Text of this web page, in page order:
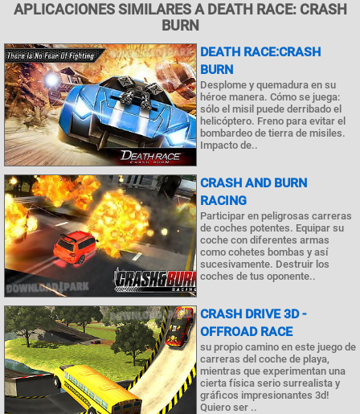
APLICACIONES SIMILARES A DEATH RACE: CRASH
BURN
DEATH RACE:CRASH
BURN
Desplome y quemadura en su
héroe manera. Cómo se juega:
sólo el misil puede derribado el
helicóptero. Freno para evitar el
bombardeo de tierra de misiles.
Impacto de..
CRASH AND BURN
RACING
Participar en peligrosas carreras
de coches potentes. Equipar su
coche con diferentes armas
como cohetes bombas y así
sucesivamente. Destruir los
coches de tus oponente..
CRASH DRIVE 3D -
OFFROAD RACE
su propio camino en este juego de
carreras del coche de playa,
mientras que experimentan una
cierta física serio surrealista y
gráficos impresionantes 3d!
Quiero ser ..